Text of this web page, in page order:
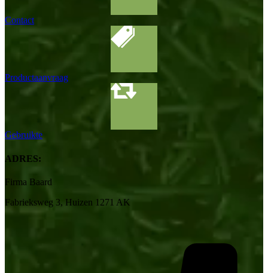
Contact
Productaanvraag
Gebruikte
ADRES:
Firma Baard
Fabrieksweg 3, Huizen 1271 AK